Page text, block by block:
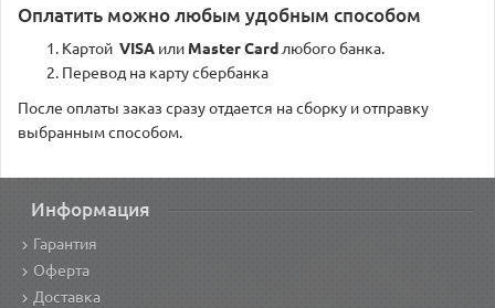
Оплатить можно любым удобным способом
Картой VISA или Master Card любого банка.
Перевод на карту сбербанка
После оплаты заказ сразу отдается на сборку и отправку
выбранным способом.
Информация
Гарантия
Оферта
Доставка